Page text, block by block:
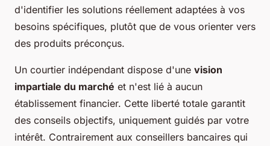
d'identifier les solutions réellement adaptées à vos
besoins spécifiques, plutôt que de vous orienter vers
des produits préconçus.
Un courtier indépendant dispose d'une vision
impartiale du marché et n'est lié à aucun
établissement financier. Cette liberté totale garantit
des conseils objectifs, uniquement guidés par votre
intérêt. Contrairement aux conseillers bancaires qui